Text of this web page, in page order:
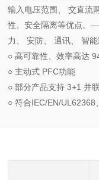
输入电压范围、 交直流
性、安全隔离等优点。
力、 安防、 通讯、 智能
○ 高可靠性、效率高达
○ 主动式 PFC功能
○ 部分产品支持 3+1 并
○ 符合IEC/EN/